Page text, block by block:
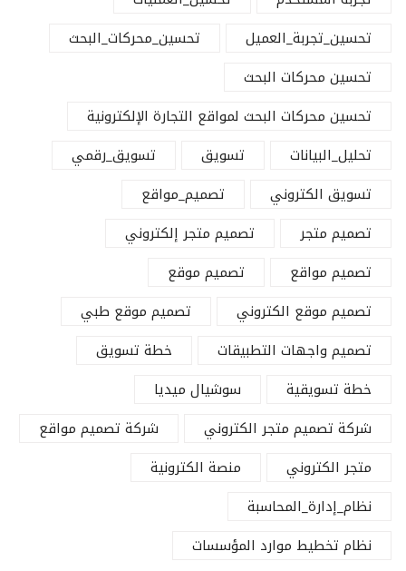
تحسين_تجربة_العميل
تحسين_محركات_البحث
تحسين محركات البحث
تحسين محركات البحث لمواقع التجارة الإلكترونية
تحليل_البيانات
تسويق
تسويق_رقمي
تسويق الكتروني
تصميم_مواقع
تصميم متجر
تصميم متجر إلكتروني
تصميم مواقع
تصميم موقع
تصميم موقع الكتروني
تصميم موقع طبي
تصميم واجهات التطبيقات
خطة تسويق
خطة تسويقية
سوشيال ميديا
شركة تصميم متجر الكتروني
شركة تصميم مواقع
متجر الكتروني
منصة الكترونية
نظام_إدارة_المحاسبة
نظام تخطيط موارد المؤسسات